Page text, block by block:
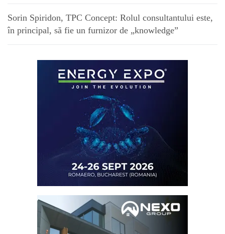
Sorin Spiridon, TPC Concept: Rolul consultantului este,
în principal, să fie un furnizor de „knowledge”